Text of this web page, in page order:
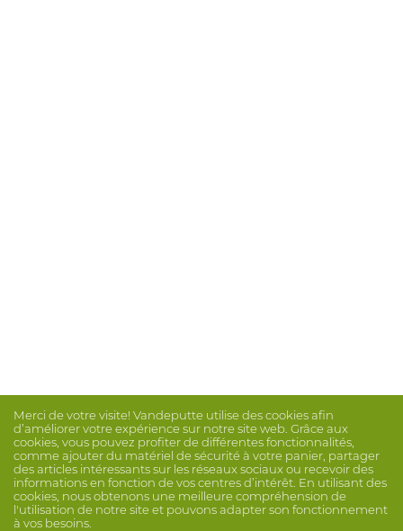
Merci de votre visite! Vandeputte utilise des cookies afin
d’améliorer votre expérience sur notre site web. Grâce aux
cookies, vous pouvez profiter de différentes fonctionnalités,
comme ajouter du matériel de sécurité à votre panier, partager
des articles intéressants sur les réseaux sociaux ou recevoir des
informations en fonction de vos centres d’intérêt. En utilisant des
cookies, nous obtenons une meilleure compréhension de
l'utilisation de notre site et pouvons adapter son fonctionnement
à vos besoins.